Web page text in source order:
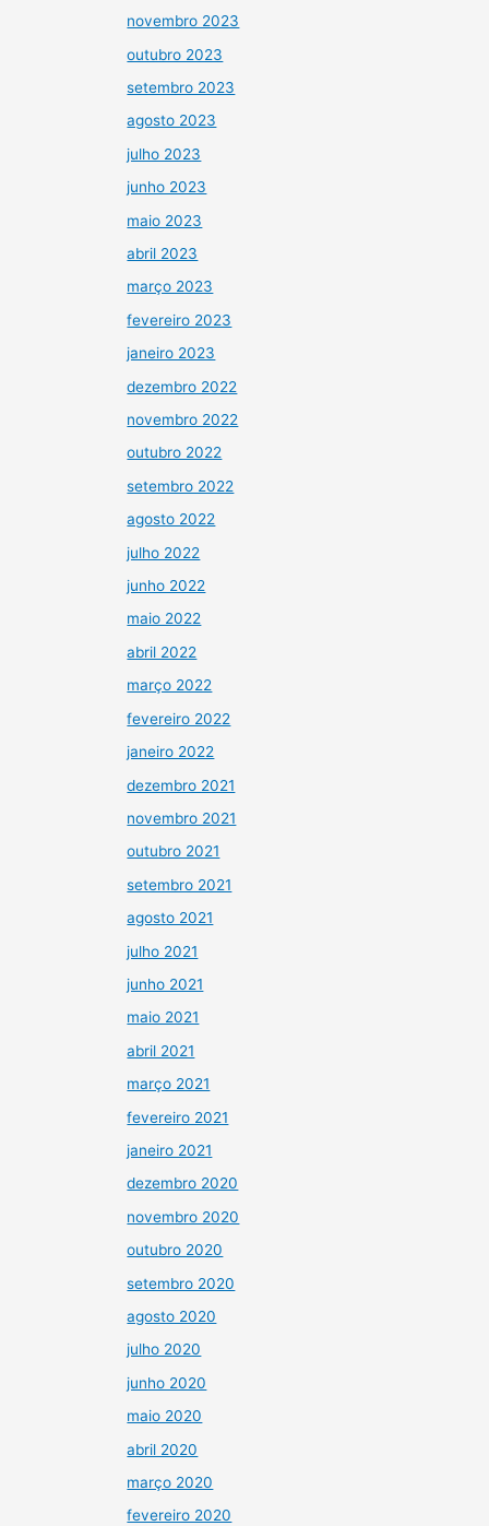
novembro 2023
outubro 2023
setembro 2023
agosto 2023
julho 2023
junho 2023
maio 2023
abril 2023
março 2023
fevereiro 2023
janeiro 2023
dezembro 2022
novembro 2022
outubro 2022
setembro 2022
agosto 2022
julho 2022
junho 2022
maio 2022
abril 2022
março 2022
fevereiro 2022
janeiro 2022
dezembro 2021
novembro 2021
outubro 2021
setembro 2021
agosto 2021
julho 2021
junho 2021
maio 2021
abril 2021
março 2021
fevereiro 2021
janeiro 2021
dezembro 2020
novembro 2020
outubro 2020
setembro 2020
agosto 2020
julho 2020
junho 2020
maio 2020
abril 2020
março 2020
fevereiro 2020